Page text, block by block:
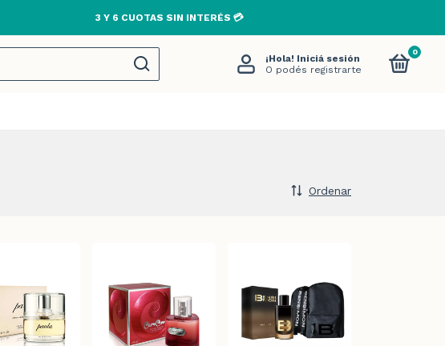
ENVÍOS GRATIS A TODO EL PAÍS EN COMPRAS MAYORES A $80.000🚚
¡Hola! Iniciá sesión
O podés registrarte
0
Ordenar